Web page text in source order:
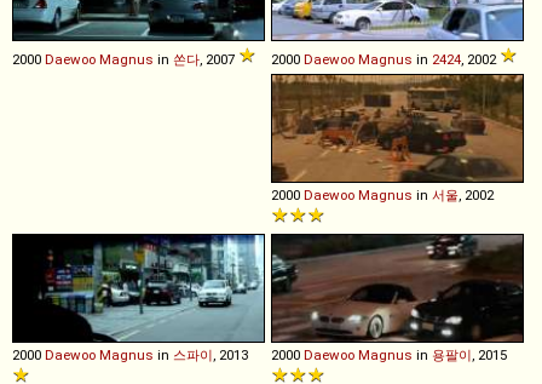
2000 Daewoo Magnus in 쏜다, 2007 2000 Daewoo Magnus in 2424, 2002
2000 Daewoo Magnus in 서울, 2002
2000 Daewoo Magnus in 스파이, 2013 2000 Daewoo Magnus in 용팔이, 2015